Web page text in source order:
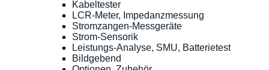
Kabeltester
LCR-Meter, Impedanzmessung
Stromzangen-Messgeräte
Strom-Sensorik
Leistungs-Analyse, SMU, Batterietest
Bildgebend